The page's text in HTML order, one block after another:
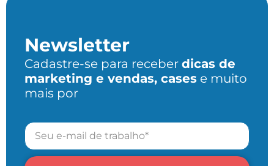
Newsletter
Cadastre-se para receber dicas de
marketing e vendas, cases e muito
mais por